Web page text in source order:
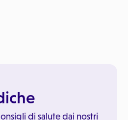
di salute dai nostri